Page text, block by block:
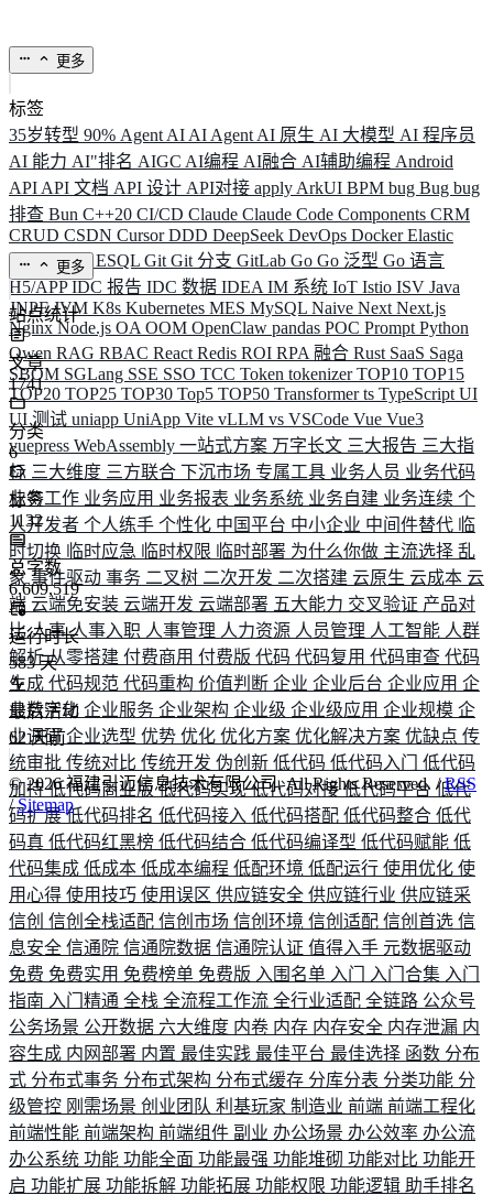
更多
标签
35岁转型 90% Agent AI AI Agent AI 原生 AI 大模型 AI 程序员
AI 能力 AI"排名 AIGC AI编程 AI融合 AI辅助编程 Android
API API 文档 API 设计 API对接 apply ArkUI BPM bug Bug bug
排查 Bun C++20 CI/CD Claude Claude Code Components CRM
CRUD CSDN CursorDDD DeepSeek DevOps DockerElastic
ELK ElysiaESQL Git Git 分支 GitLab Go Go 泛型 Go 语言
H5/APPIDC 报告 IDC 数据 IDEA IM 系统 IoT Istio ISV Java
JNPFJVM K8s Kubernetes MES MySQL Naive Next Next.js
NginxNode.js OA OOM OpenClaw pandas POC Prompt Python
Qwen RAG RBAC React Redis ROI RPA 融合 Rust SaaS Saga
SBOM SGLang SSE SSO TCC Token tokenizerTOP10 TOP15
TOP20 TOP25 TOP30 Top5 TOP50 Transformerts TypeScript UI
UI 测试 uniapp UniApp Vite vLLM vs VSCode Vue Vue3
vuepress WebAssembly 一站式方案 万字长文 三大报告 三大指
标 三大维度 三方联合 下沉市场 专属工具 业务人员 业务代码
业务工作 业务应用 业务报表 业务系统 业务自建 业务连续 个
人开发者 个人练手 个性化 中国平台 中小企业 中间件替代 临
时切换 临时应急 临时权限 临时部署 为什么你做 主流选择 乱
象 事件驱动 事务 二叉树 二次开发 二次搭建 云原生 云成本 云
端 云端免安装 云端开发 云端部署 五大能力 交叉验证 产品对
比人事人事入职 人事管理 人力资源 人员管理 人工智能 人群
解析从零搭建 付费商用 付费版 代码 代码复用 代码审查 代码
生成 代码规范 代码重构 价值判断 企业 企业后台 企业应用 企
业数字化 企业服务 企业架构 企业级 企业级应用 企业规模 企
业调研企业选型 优势 优化 优化方案 优化解决方案 优缺点 传
统审批 传统对比 传统开发 伪创新 低代码 低代码入门 低代码
加持低代码商业版低代码实现低代码对接低代码平台 低代
码扩展低代码排名 低代码接入 低代码搭配 低代码整合 低代
码真 低代码红黑榜 低代码结合 低代码编译型 低代码赋能 低
代码集成 低成本 低成本编程 低配环境 低配运行 使用优化 使
用心得 使用技巧 使用误区 供应链安全 供应链行业 供应链采
信创 信创全栈适配 信创市场 信创环境 信创适配 信创首选 信
息安全 信通院 信通院数据 信通院认证 值得入手 元数据驱动
免费 免费实用 免费榜单 免费版 入围名单 入门 入门合集 入门
指南 入门精通 全栈 全流程工作流 全行业适配 全链路 公众号
公务场景 公开数据 六大维度 内卷 内存 内存安全 内存泄漏 内
容生成 内网部署 内置 最佳实践 最佳平台 最佳选择 函数 分布
式 分布式事务 分布式架构 分布式缓存 分库分表 分类功能 分
级管控 刚需场景 创业团队 利基玩家 制造业 前端 前端工程化
前端性能 前端架构 前端组件 副业 办公场景 办公效率 办公流
办公系统 功能 功能全面 功能最强 功能堆砌 功能对比 功能开
启 功能扩展 功能拆解 功能拓展 功能权限 功能逻辑 助手排名
更多
站点统计
文章
1741
分类
6
标签
1132
总字数
6,609,519
运行时长
583 天
最后活动
62 天前
©2026福建引迈信息技术有限公司. All Rights Reserved. /RSS
/Sitemap